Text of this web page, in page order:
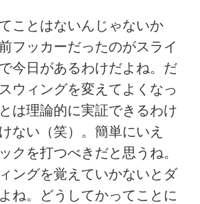
とはないんじゃないか
フッカーだったのがスライ
今日があるわけだよね。だ
ウィングを変えてよくなっ
は理論的に実証できるわけ
ない（笑）。簡単にいえ
クを打つべきだと思うね。
ングを覚えていかないとダ
ね。どうしてかってことに